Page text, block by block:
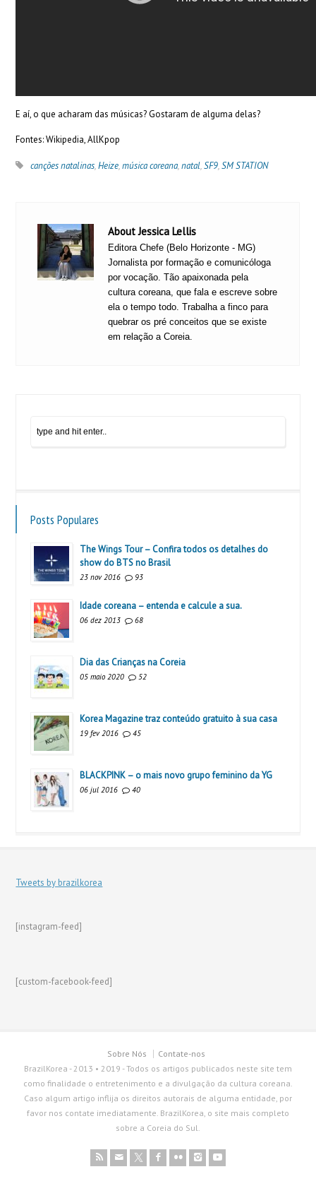
E aí, o que acharam das músicas? Gostaram de alguma delas?
Fontes: Wikipedia, AllKpop
canções natalinas,Heize,música coreana,natal,SF9,SM STATION
About Jessica Lellis
Editora Chefe (Belo Horizonte - MG)
Jornalista por formação e comunicóloga
por vocação. Tão apaixonada pela
cultura coreana, que fala e escreve sobre
ela o tempo todo. Trabalha a finco para
quebrar os pré conceitos que se existe
em relação a Coreia.
Posts Populares
The Wings Tour – Confira todos os detalhes do
show do BTS no Brasil
23 nov 2016 93
Idade coreana – entenda e calcule a sua.
06 dez 2013 68
Dia das Crianças na Coreia
05 maio 2020 52
Korea Magazine traz conteúdo gratuito à sua casa
19 fev 2016 45
BLACKPINK – o mais novo grupo feminino da YG
06 jul 2016 40
Tweets by brazilkorea
[instagram-feed]
[custom-facebook-feed]
Sobre Nós
Contate-nos
BrazilKorea - 2013 • 2019 - Todos os artigos publicados neste site tem
como finalidade o entretenimento e a divulgação da cultura coreana.
Caso algum artigo inflija os direitos autorais de alguma entidade, por
favor nos contate imediatamente. BrazilKorea, o site mais completo
sobre a Coreia do Sul.